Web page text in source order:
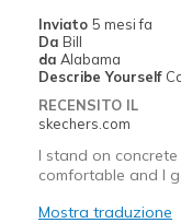
Inviato 5 mesi fa
Da Bill
da Alabama
Describe Yourself
RECENSITO IL
skechers.com
I stand on
comfortable and I
Mostra traduzione